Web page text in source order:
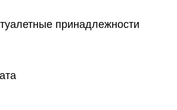
принадлежности